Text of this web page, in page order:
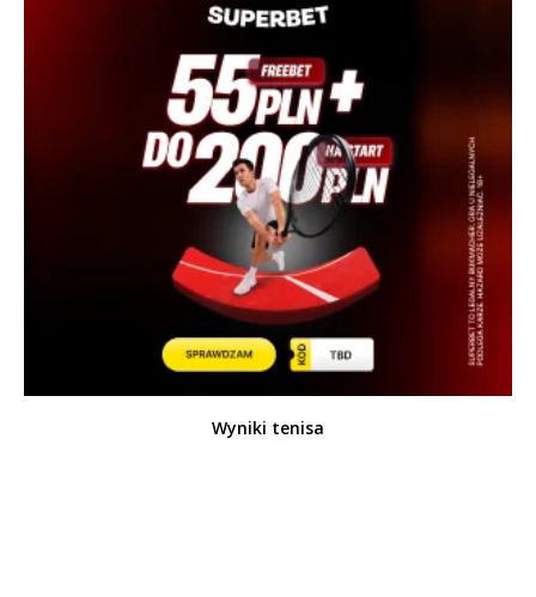
Wyniki tenisa